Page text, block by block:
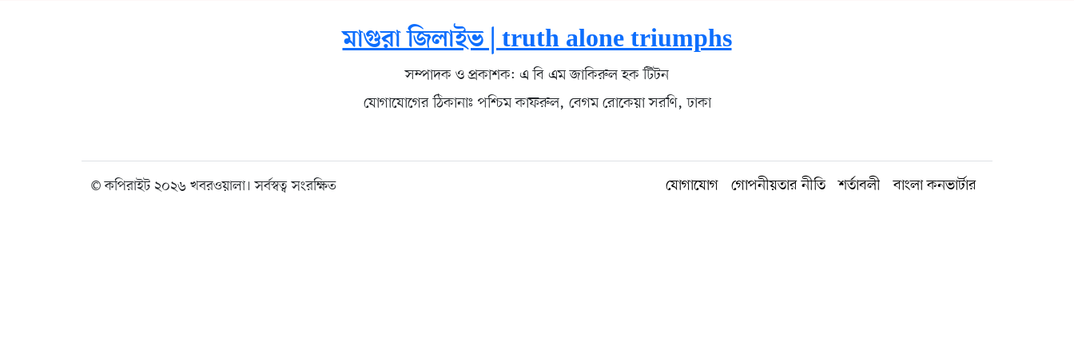
মাগুরা জিলাইভ | truth alone triumphs
সম্পাদক ও প্রকাশক: এ বি এম জাকিরুল হক টিটন
যোগাযোগের ঠিকানাঃ পশ্চিম কাফরুল, বেগম রোকেয়া সরণি, ঢাকা
© কপিরাইট ২০২৬ খবরওয়ালা। সর্বস্বত্ব সংরক্ষিত যোগাযোগ গোপনীয়তার নীতি শর্তাবলী বাংলা কনভার্টার